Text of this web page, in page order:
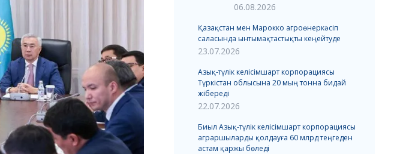
06.08.2026
Қазақстан мен Марокко агроөнеркәсіп
саласында ынтымақтастықты кеңейтуде
23.07.2026
Азық-түлік келісімшарт корпорациясы
Түркістан облысына 20 мың тонна бидай
жібереді
22.07.2026
Биыл Азық-түлік келісімшарт корпорациясы
аграршыларды қолдауға 60 млрд теңгеден
астам қаржы бөледі